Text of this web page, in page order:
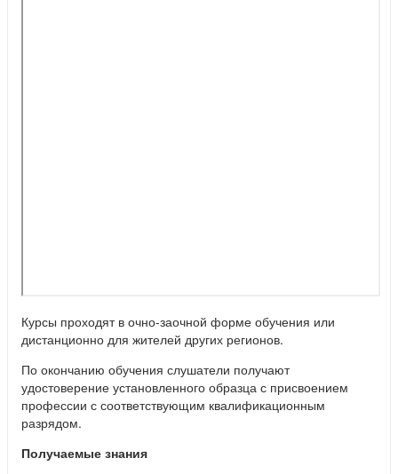
Курсы проходят в очно-заочной форме обучения или
дистанционно для жителей других регионов.
По окончанию обучения слушатели получают
удостоверение установленного образца с присвоением
профессии с соответствующим квалификационным
разрядом.
Получаемые знания